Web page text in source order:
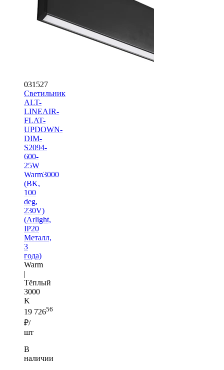
031527
Светильник
ALT-
LINEAIR-
FLAT-
UPDOWN-
DIM-
S2094-
600-
25W
Warm3000
(BK,
100
deg,
230V)
(Arlight,
IP20
Металл,
3
года)
Warm
|
Тёплый
3000
K
19 72656
₽/
шт
В
наличии